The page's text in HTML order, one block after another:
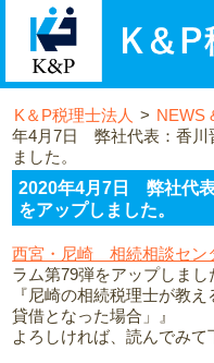
K＆P税理士法人 > NEWS
年4月7日 弊社代表：香川
ました。
2020年4月7日 弊社代
をアップしました。
西宮・尼崎 相続相談セン
ラム第79弾をアップしまし
『尼崎の相続税理士が教
貸借となった場合」』
よろしければ、読んでみて